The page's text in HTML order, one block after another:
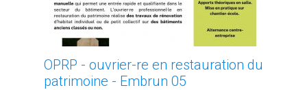
OPRP - ouvrier-re en restauration du
patrimoine - Embrun 05